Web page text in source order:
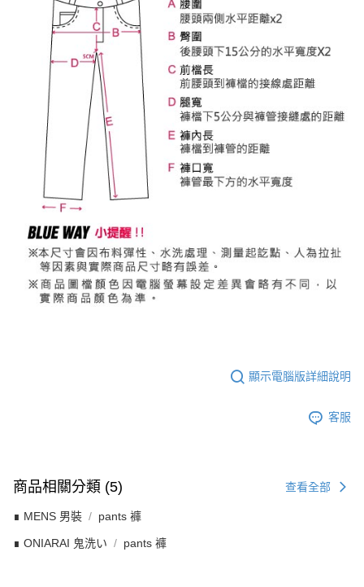
顯示電腦版詳細說明
客服
商品相關分類 (5) 查看全部
∎ MENS 男裝 pants 褲
∎ ONIARAI 鬼洗い pants 褲